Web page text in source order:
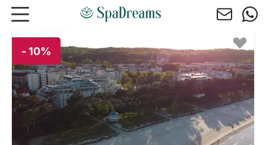
Andare al contenuto principale
- 10%